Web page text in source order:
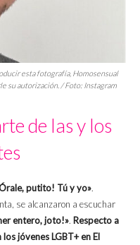
esta fotografía, Homosensual
su autorización. / Foto: Instagram
de las y los
putito! Tú y yo».
se alcanzaron a escuchar
entero, joto!». Respecto a
jóvenes LGBT+ en El